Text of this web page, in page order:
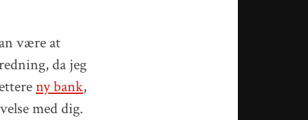
være at
da jeg
ny bank,
med dig.